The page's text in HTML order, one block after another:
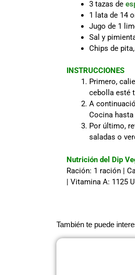
3 tazas de
1 lata de 14
Jugo de 1
Sal y
Chips de
INSTRUCCIONES
Primero,
cebolla esté
A
Cocina
Por último,
saladas o
Nutrición del Dip
Ración: 1 ración |
| Vitamina A: 1125
También te puede